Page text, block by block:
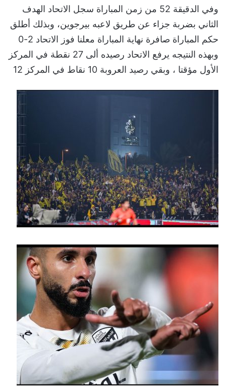
وفي الدقيقة 52 من زمن المباراة سجل الاتحاد الهدف
الثاني بضربة جزاء عن طريق لاعبه بيرجوين، وبذلك أطلق
حكم المباراة صافرة نهاية المباراة معلنا فوز الاتحاد 2-0
وبهذه النتيجه يرفع الاتحاد رصيده ألى 27 نقطة في المركز
الأول مؤقتا ، وبقي رصيد العروبة 10 نقاط في المركز 12